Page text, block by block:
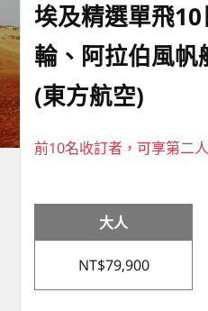
埃及精選單飛
輪、阿拉伯風
(東方航空)
前10名收訂者，可享第二
大人
NT$79,900